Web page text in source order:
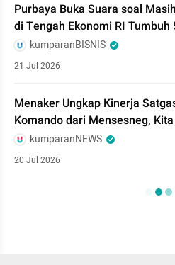
Purbaya Buka Suara soal
di Tengah Ekonomi RI Tumbuh
kumparanBISNIS
21 Jul 2026
Menaker Ungkap Kinerja
Komando dari Mensesneg,
kumparanNEWS
20 Jul 2026